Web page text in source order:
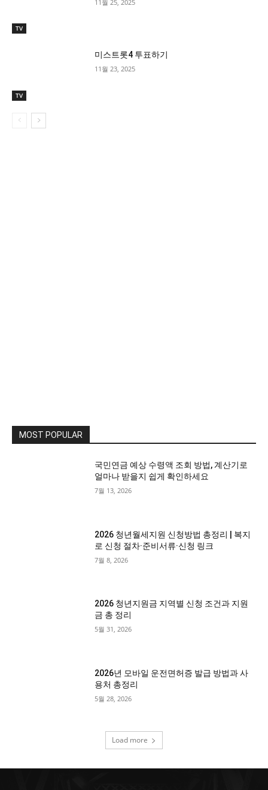
TV
11월 25, 2025
TV
미스트롯4 투표하기
11월 23, 2025
MOST POPULAR
국민연금 예상 수령액 조회 방법, 계산기로
얼마나 받을지 쉽게 확인하세요
7월 13, 2026
2026 청년월세지원 신청방법 총정리 | 복지
로 신청 절차·준비서류·신청 링크
7월 8, 2026
2026 청년지원금 지역별 신청 조건과 지원
금 총 정리
5월 31, 2026
2026년 모바일 운전면허증 발급 방법과 사
용처 총정리
5월 28, 2026
Load more